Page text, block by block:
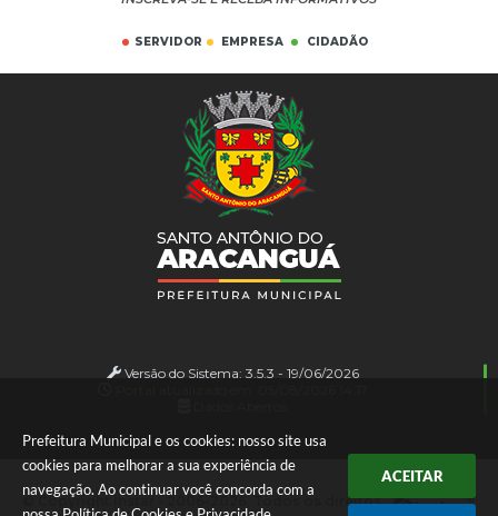
Prefeitura Municipal e os cookies: nosso site usa
cookies para melhorar a sua experiência de
navegação. Ao continuar você concorda com a
ACEITAR
© Copyright Instar - 2006-2026. Todos os direitos
SERVIDOR EMPRESA CIDADÃO
Versão do Sistema: 3.5.3 - 19/06/2026